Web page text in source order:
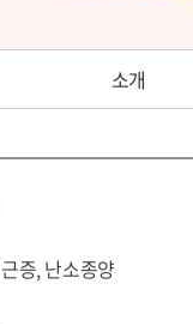
소개
증, 난소종양